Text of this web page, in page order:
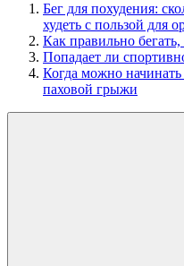
Бег для похудения:
худеть с пользой для
Как правильно
Попадает ли
Когда можно
паховой грыжи